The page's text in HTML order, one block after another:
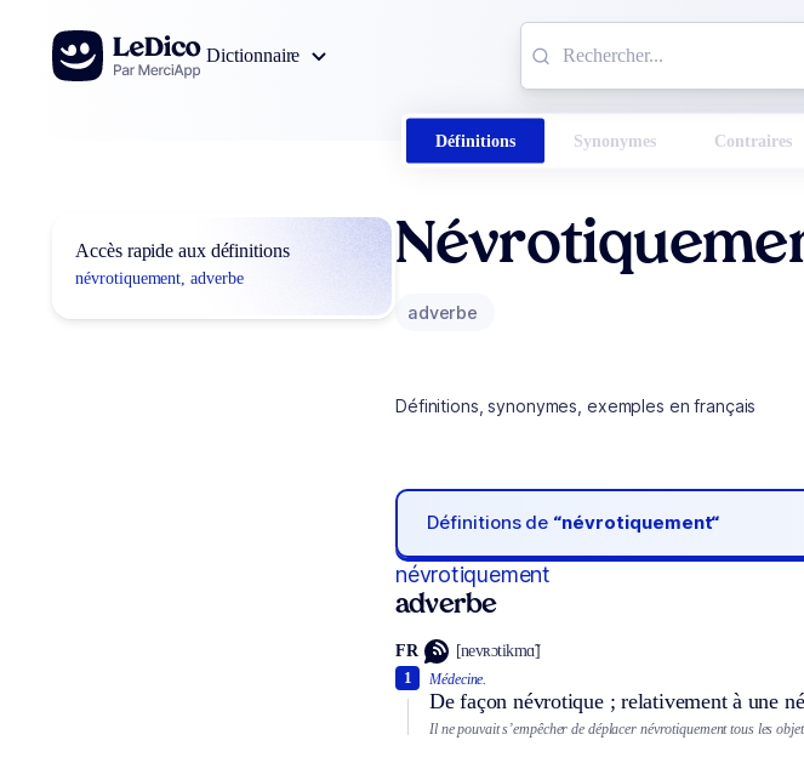
Aller au contenu
Dictionnaire
Définitions Synonymes Contraires
Accès rapide aux définitions
névrotiquement, adverbe
adverbe
Définitions, synonymes, exemples en français
Définitions de “névrotiquement“
névrotiquement
adverbe
FR [nevʀɔtikmɑ̃]
Médecine.
De façon névrotique ; relativement à une
1
Il ne pouvait s’empêcher de déplacer névrotiquement tous les